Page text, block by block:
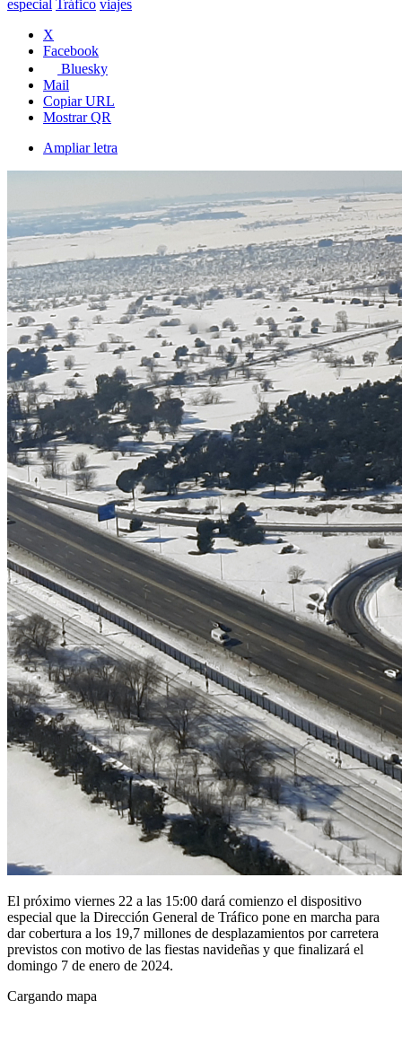
especial Tráfico viajes
X
Facebook
Bluesky
Mail
Copiar URL
Mostrar QR
Ampliar letra
El próximo viernes 22 a las 15:00 dará comienzo el dispositivo
especial que la Dirección General de Tráfico pone en marcha para
dar cobertura a los 19,7 millones de desplazamientos por carretera
previstos con motivo de las fiestas navideñas y que finalizará el
domingo 7 de enero de 2024.
Cargando mapa